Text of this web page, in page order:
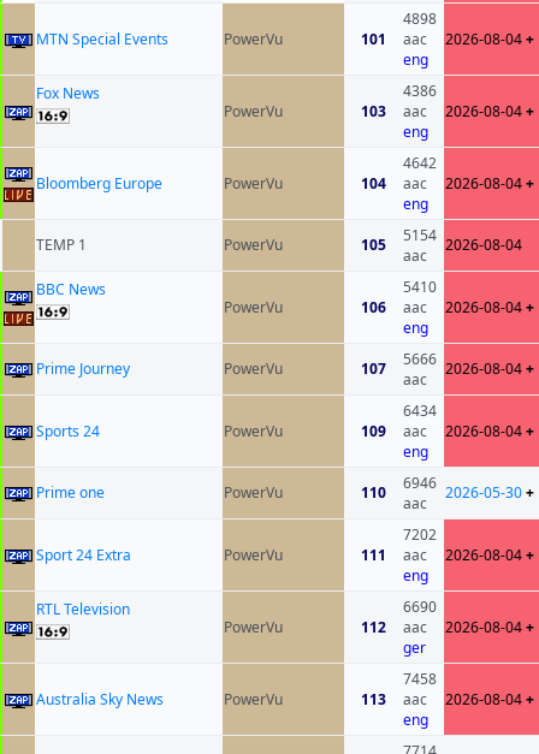
MTN Special Events PowerVu 101
4898
aac
eng
2026-08-04+
Fox News
PowerVu
103
4386
aac
eng
2026-08-04+
Bloomberg Europe PowerVu 104
4642
aac
eng
2026-08-04+
TEMP 1 PowerVu 105
5154
aac
2026-08-04
BBC News
PowerVu
106
5410
aac
eng
2026-08-04+
Prime Journey PowerVu 107
5666
aac
2026-08-04+
Sports 24 PowerVu 109
6434
aac
eng
2026-08-04+
Prime one PowerVu 110
6946
aac
2026-05-30+
Sport 24 Extra PowerVu 111
7202
aac
eng
2026-08-04+
RTL Television
PowerVu
112
6690
aac
ger
2026-08-04+
Australia Sky News PowerVu 113
7458
aac
eng
2026-08-04+